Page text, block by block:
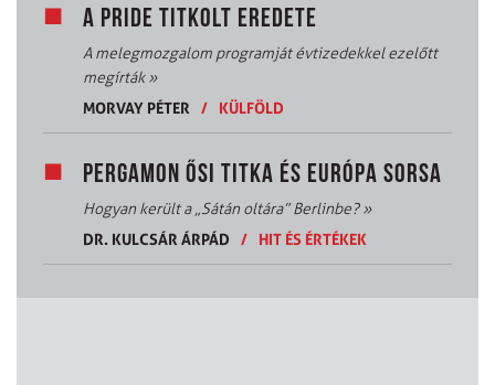
A PRIDE TITKOLT EREDETE
A melegmozgalom programját évtizedekkel ezelőtt
megírták»
MORVAY PÉTER
/ KÜLFÖLD
PERGAMON ŐSI TITKA ÉS EURÓPA SORSA
Hogyan került a „Sátán oltára” Berlinbe?»
DR. KULCSÁR ÁRPÁD
/ HIT ÉS ÉRTÉKEK